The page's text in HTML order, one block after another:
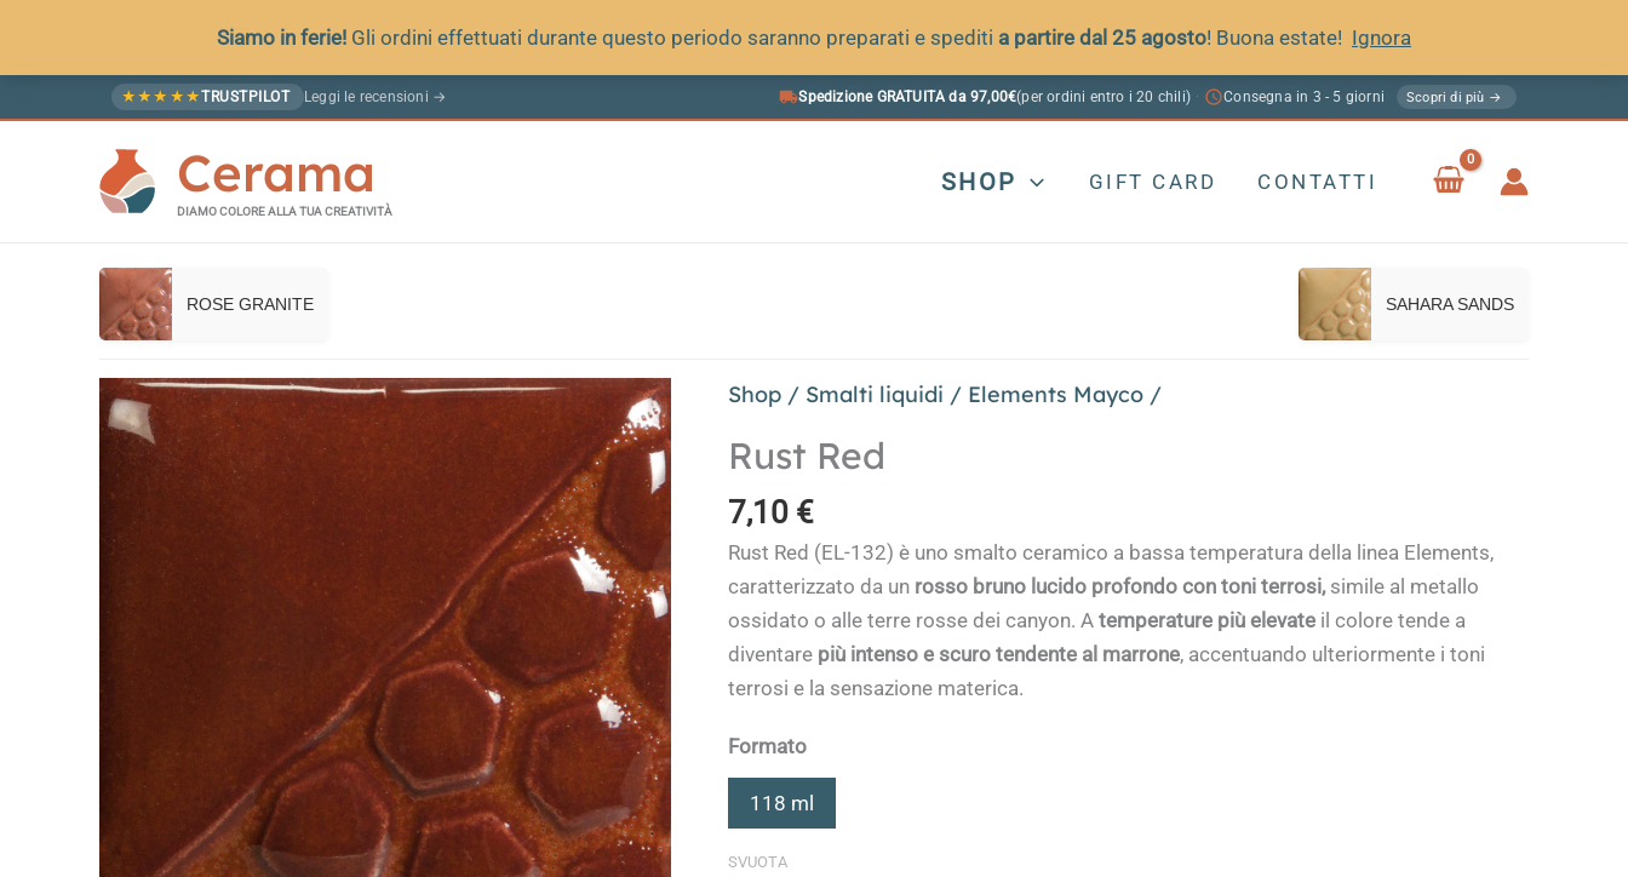
Siamo in ferie! Gli ordini effettuati durante questo periodo saranno preparati e spediti a partire dal 25 agosto! Buona estate! Ignora
al
★ ★ ★ ★ ★TRUSTPILOT Leggi le recensioni → Spedizione GRATUITA da 97,00€(per ordini entro i 20 chili) · Consegna in 3 - 5 giorni Scopri di più →
Cerama
DIAMO COLORE ALLA TUA CREATIVITÀ
SHOP GIFT CARD CONTATTI
ROSE GRANITE SAHARA SANDS
Shop / Smalti liquidi / Elements Mayco /
Rust Red
7,10 €
Rust Red (EL-132) è uno smalto ceramico a bassa temperatura della linea Elements,
caratterizzato da un rosso bruno lucido profondo con toni terrosi, simile al metallo
ossidato o alle terre rosse dei canyon. Atemperature più elevate il colore tende a
diventare più intenso e scuro tendente al marrone, accentuando ulteriormente i toni
terrosi e la sensazione materica.
Formato
118 ml
SVUOTA